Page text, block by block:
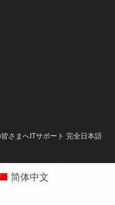
さまへITサポート 完全日本語
简体中文